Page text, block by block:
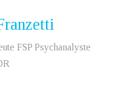
FSP Psychanalyste